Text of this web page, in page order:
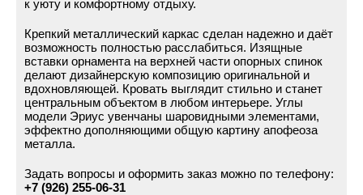
к уюту и комфортному отдыху.
Крепкий металлический каркас сделан надежно и даёт
возможность полностью расслабиться. Изящные
вставки орнамента на верхней части опорных спинок
делают дизайнерскую композицию оригинальной и
вдохновляющей. Кровать выглядит стильно и станет
центральным объектом в любом интерьере. Углы
модели Эриус увенчаны шаровидными элементами,
эффектно дополняющими общую картину апофеоза
металла.
Задать вопросы и оформить заказ можно по телефону:
+7 (926) 255-06-31